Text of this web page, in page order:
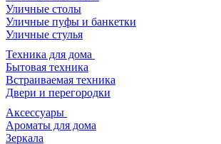
Уличные столы
Уличные пуфы и банкетки
Уличные стулья
Техника для дома
Бытовая техника
Встраиваемая техника
Двери и перегородки
Аксессуары
Ароматы для дома
Зеркала